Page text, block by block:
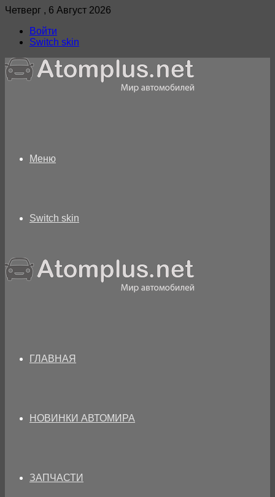
Четверг , 6 Август 2026
Войти
Switch skin
Меню
Switch skin
ГЛАВНАЯ
НОВИНКИ АВТОМИРА
ЗАПЧАСТИ